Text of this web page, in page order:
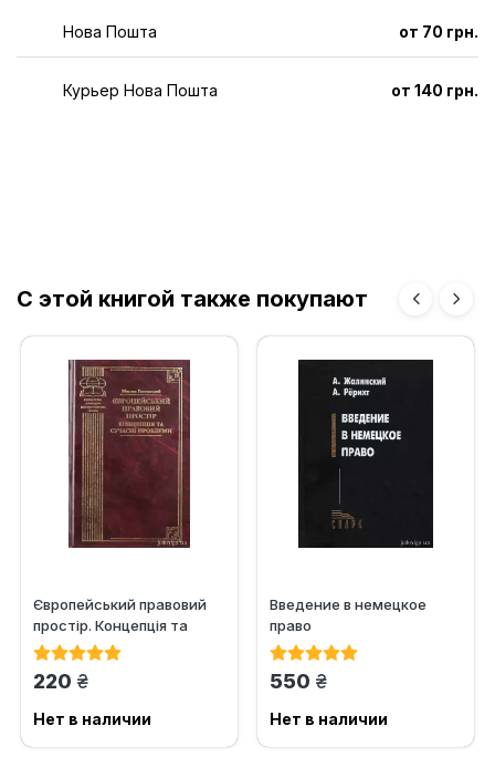
Нова Пошта от 70 грн.
Курьер Нова Пошта от 140 грн.
С этой книгой также покупают
Європейський правовий
простір. Концепція та
сучасні проблеми
220 грн.
Нет в наличии
Введение в немецкое
право
550 грн.
Нет в наличии